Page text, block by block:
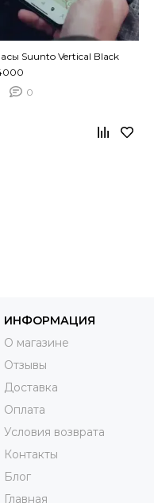
Suunto Vertical Black
0
ИНФОРМАЦИЯ
О магазине
Отзывы
Доставка
Оплата
Условия возврата
Контакты
Блог
Главная